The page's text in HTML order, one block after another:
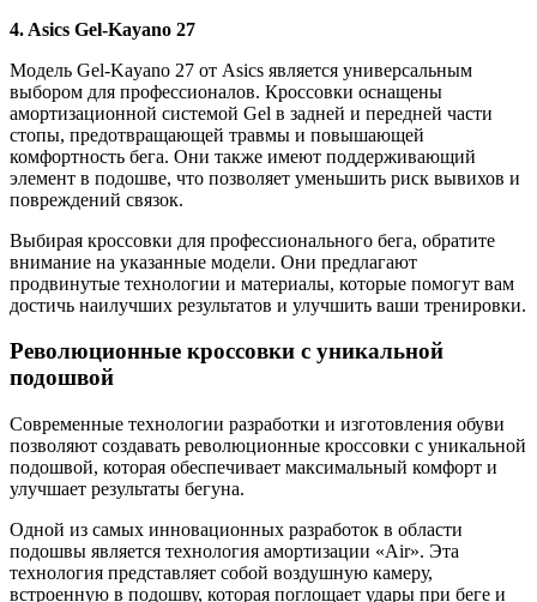
4. Asics Gel-Kayano 27
Модель Gel-Kayano 27 от Asics является универсальным
выбором для профессионалов. Кроссовки оснащены
амортизационной системой Gel в задней и передней части
стопы, предотвращающей травмы и повышающей
комфортность бега. Они также имеют поддерживающий
элемент в подошве, что позволяет уменьшить риск вывихов и
повреждений связок.
Выбирая кроссовки для профессионального бега, обратите
внимание на указанные модели. Они предлагают
продвинутые технологии и материалы, которые помогут вам
достичь наилучших результатов и улучшить ваши тренировки.
Революционные кроссовки с уникальной
подошвой
Современные технологии разработки и изготовления обуви
позволяют создавать революционные кроссовки с уникальной
подошвой, которая обеспечивает максимальный комфорт и
улучшает результаты бегуна.
Одной из самых инновационных разработок в области
подошвы является технология амортизации «Air». Эта
технология представляет собой воздушную камеру,
встроенную в подошву, которая поглощает удары при беге и